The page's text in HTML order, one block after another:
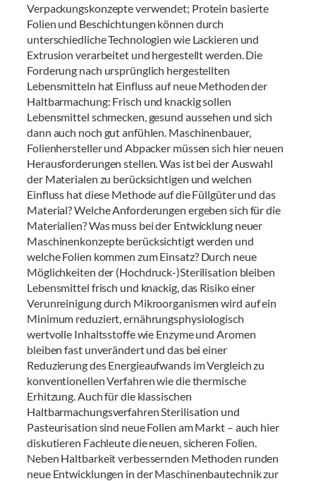
Verpackungskonzepte verwendet; Protein basierte
Folien und Beschichtungen können durch
unterschiedliche Technologien wie Lackieren und
Extrusion verarbeitet und hergestellt werden. Die
Forderung nach ursprünglich hergestellten
Lebensmitteln hat Einfluss auf neue Methoden der
Haltbarmachung: Frisch und knackig sollen
Lebensmittel schmecken, gesund aussehen und sich
dann auch noch gut anfühlen. Maschinenbauer,
Folienhersteller und Abpacker müssen sich hier neuen
Herausforderungen stellen. Was ist bei der Auswahl
der Materialen zu berücksichtigen und welchen
Einfluss hat diese Methode auf die Füllgüter und das
Material? Welche Anforderungen ergeben sich für die
Materialien? Was muss bei der Entwicklung neuer
Maschinenkonzepte berücksichtigt werden und
welche Folien kommen zum Einsatz? Durch neue
Möglichkeiten der (Hochdruck-)Sterilisation bleiben
Lebensmittel frisch und knackig, das Risiko einer
Verunreinigung durch Mikroorganismen wird auf ein
Minimum reduziert, ernährungsphysiologisch
wertvolle Inhaltsstoffe wie Enzyme und Aromen
bleiben fast unverändert und das bei einer
Reduzierung des Energieaufwands im Vergleich zu
konventionellen Verfahren wie die thermische
Erhitzung. Auch für die klassischen
Haltbarmachungsverfahren Sterilisation und
Pasteurisation sind neue Folien am Markt – auch hier
diskutieren Fachleute die neuen, sicheren Folien.
Neben Haltbarkeit verbessernden Methoden runden
neue Entwicklungen in der Maschinenbautechnik zur